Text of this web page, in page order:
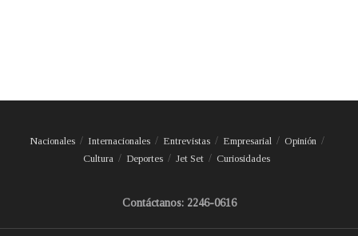
Nacionales Internacionales Entrevistas Empresarial
Opinión
Cultura
Deportes Jet Set Curiosidades
Contáctanos: 2246-0616